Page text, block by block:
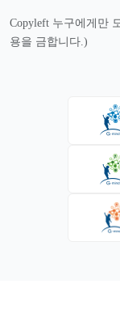
Copyleft 누구에게만
용을 금합니다.)